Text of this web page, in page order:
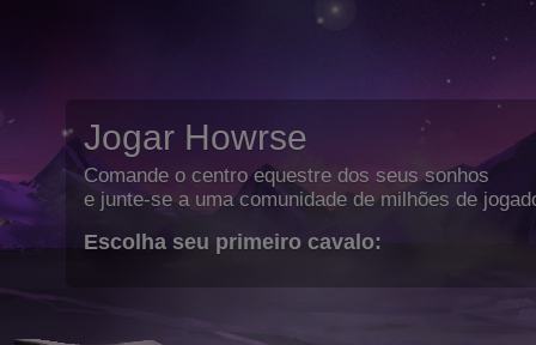
Jogar Howrse
Comande o centro equestre dos seus sonhos
e junte-se a uma comunidade de milhões de
Escolha seu primeiro cavalo: